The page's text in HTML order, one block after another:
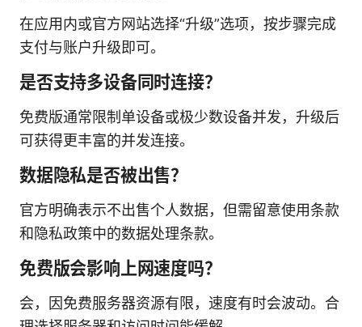
在应用内或官方网站选择“升级”选项，按步骤完成
支付与账户升级即可。
是否支持多设备同时连接？
免费版通常限制单设备或极少数设备并发，升级后
可获得更丰富的并发连接。
数据隐私是否被出售？
官方明确表示不出售个人数据，但需留意使用条款
和隐私政策中的数据处理条款。
免费版会影响上网速度吗？
会，因免费服务器资源有限，速度有时会波动。合